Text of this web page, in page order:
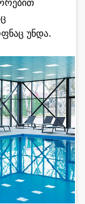
უნდა.